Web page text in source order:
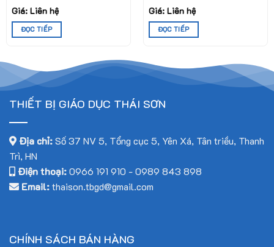
Từ Liêm, Thành Phố Hà Nội, Việt Nam
Số điện thoại và Zalo: 0966.191.910 hoặc 0989.843.898
Giá: Liên hệ
ĐỌC TIẾP
Giá: Liên hệ
ĐỌC TIẾP
THIẾT BỊ GIÁO DỤC THÁI SƠN
Địa chỉ:Số 37 NV 5, Tổng cục 5, Yên Xá, Tân triều, Thanh
Trì, HN
Điện thoại:0966 191 910 -0989 843 898
Email:thaison.tbgd@gmail.com
CHÍNH SÁCH BÁN HÀNG